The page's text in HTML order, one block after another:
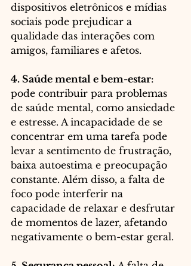
dispositivos eletrônicos e mídias
sociais pode prejudicar a
qualidade das interações com
amigos, familiares e afetos.
4. Saúde mental e bem-estar:
pode contribuir para problemas
de saúde mental, como ansiedade
e estresse. A incapacidade de se
concentrar em uma tarefa pode
levar a sentimento de frustração,
baixa autoestima e preocupação
constante. Além disso, a falta de
foco pode interferir na
capacidade de relaxar e desfrutar
de momentos de lazer, afetando
negativamente o bem-estar geral.